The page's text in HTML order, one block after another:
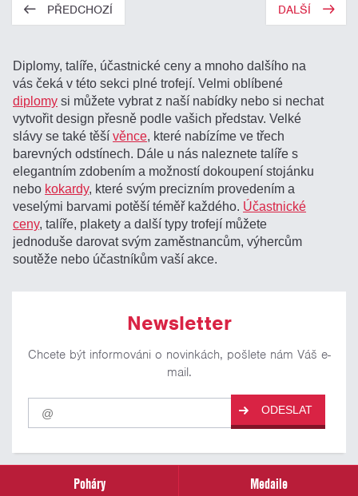
PŘEDCHOZÍ DALŠÍ
Diplomy, talíře, účastnické ceny a mnoho dalšího na
vás čeká v této sekci plné trofejí. Velmi oblíbené
diplomy si můžete vybrat z naší nabídky nebo si nechat
vytvořit design přesně podle vašich představ. Velké
slávy se také těšívěnce, které nabízíme ve třech
barevných odstínech. Dále u nás naleznete talíře s
elegantním zdobením a možností dokoupení stojánku
nebo kokardy, které svým precizním provedením a
veselými barvami potěší téměř každého. Účastnické
ceny, talíře, plakety a další typy trofejí můžete
jednoduše darovat svým zaměstnancům, výhercům
soutěže nebo účastníkům vaší akce.
Newsletter
Chcete být informováni o novinkách, pošlete nám Váš e-
mail.
Pro
odběr
našich
ODESLAT
Poháry
Medaile